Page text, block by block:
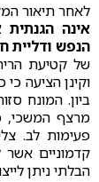
לאחר תיאור
אינה
הנפש ודליית
של קטיעת
וקינן הציעה
ביון. המונח
מרצף המשכי,
פעימות לב.
קדמוניים אשר
הבלתי ניתן